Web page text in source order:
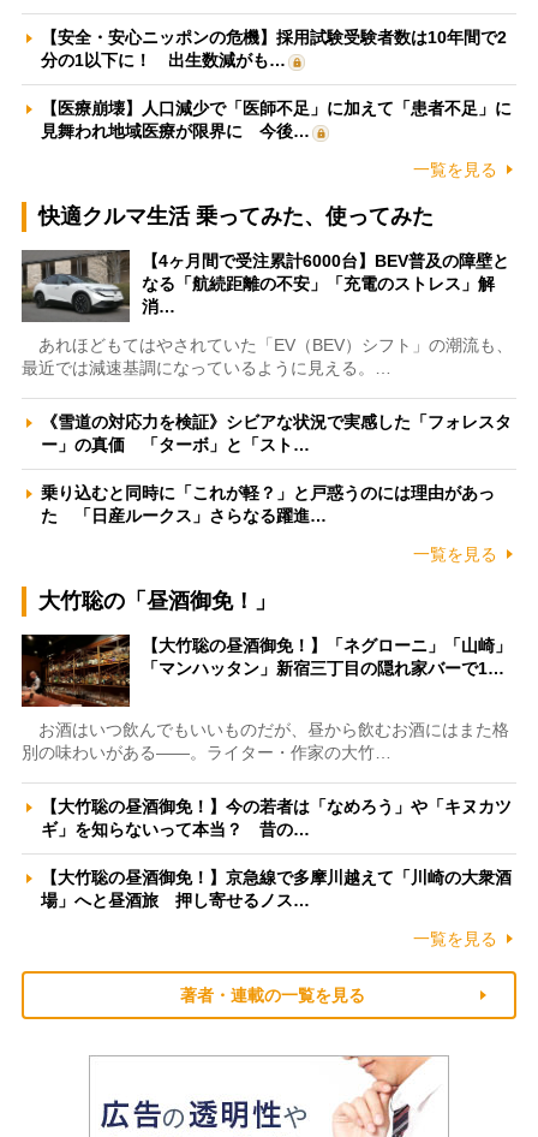
【安全・安心ニッポンの危機】採用試験受験者数は10年間で2
分の1以下に！ 出生数減がも…
【医療崩壊】人口減少で「医師不足」に加えて「患者不足」に
見舞われ地域医療が限界に 今後…
一覧を見る
快適クルマ生活 乗ってみた、使ってみた
【4ヶ月間で受注累計6000台】BEV普及の障壁と
なる「航続距離の不安」「充電のストレス」解
消…
あれほどもてはやされていた「EV（BEV）シフト」の潮流も、
最近では減速基調になっているように見える。…
《雪道の対応力を検証》シビアな状況で実感した「フォレスタ
ー」の真価 「ターボ」と「スト…
乗り込むと同時に「これが軽？」と戸惑うのには理由があっ
た 「日産ルークス」さらなる躍進…
一覧を見る
大竹聡の「昼酒御免！」
【大竹聡の昼酒御免！】「ネグローニ」「山崎」
「マンハッタン」新宿三丁目の隠れ家バーで1…
お酒はいつ飲んでもいいものだが、昼から飲むお酒にはまた格
別の味わいがある――。ライター・作家の大竹…
【大竹聡の昼酒御免！】今の若者は「なめろう」や「キヌカツ
ギ」を知らないって本当？ 昔の…
【大竹聡の昼酒御免！】京急線で多摩川越えて「川崎の大衆酒
場」へと昼酒旅 押し寄せるノス…
一覧を見る
著者・連載の一覧を見る